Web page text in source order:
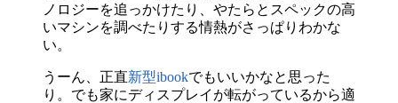
ノロジーを追っかけたり、やたらとスペックの高
いマシンを調べたりする情熱がさっぱりわかな
い。
うーん、正直新型ibookでもいいかなと思った
り。でも家にディスプレイが転がっているから適